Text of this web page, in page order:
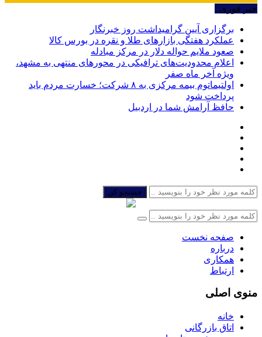
خبر فوری :
برگزاری آیین گرامیداشت روز خبرنگار
عملکرد هفتگی بازارهای طلا و نقره در بورس کالا
صعود ملایم حواله دلار در مرکز مبادله
اعلام محدودیت‌های ترافیکی در محورهای منتهی به مشهد،
ویژه آخر ماه صفر
اولتیماتوم بیمه مرکزی به ۸ شرکت؛ خسارت مردم باید
پرداخت شود
حافظ آرامش شما در اردبیل
جستجو کن
صفحه نخست
درباره
همکاری
ارتباط
منوی اصلی
خانه
اتاق بازرگانی